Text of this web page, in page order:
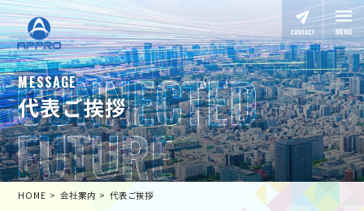
MESSAGE
代表ご挨拶
HOME 会社案内 代表ご挨拶